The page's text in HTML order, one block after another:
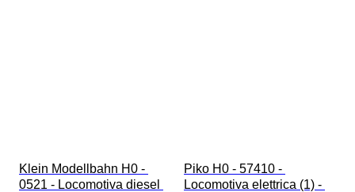
Klein Modellbahn H0 -
0521 - Locomotiva diesel
Piko H0 - 57410 -
Locomotiva elettrica (1) -